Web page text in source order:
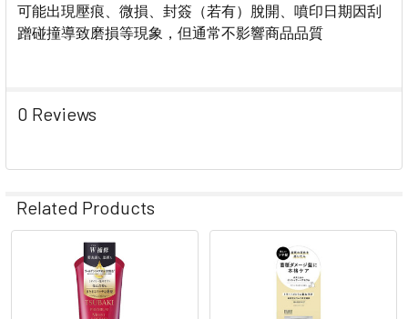
可能出現壓痕、微損、封簽（若有）脫開、噴印日期因刮
蹭碰撞導致磨損等現象，但通常不影響商品品質
0 Reviews
Related Products
Related
Products